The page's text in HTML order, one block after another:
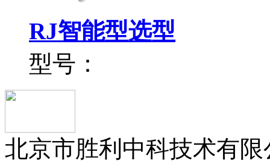
RJ智能型选型
型号：
北京市胜利中科技术有限